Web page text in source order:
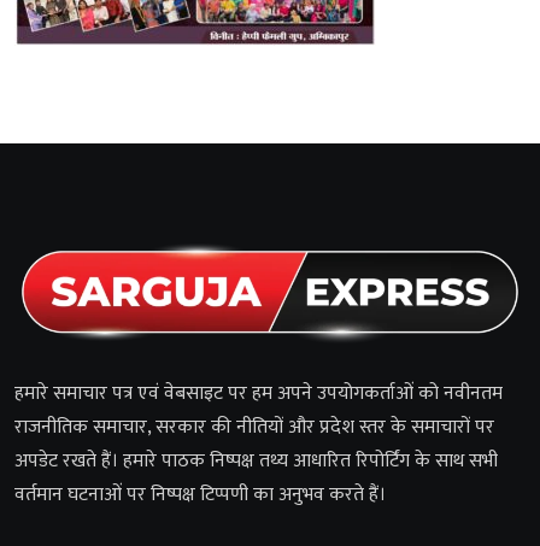
हमारे समाचार पत्र एवं वेबसाइट पर हम अपने उपयोगकर्ताओं को नवीनतम
राजनीतिक समाचार, सरकार की नीतियों और प्रदेश स्तर के समाचारों पर
अपडेट रखते हैं। हमारे पाठक निष्पक्ष तथ्य आधारित रिपोर्टिंग के साथ सभी
वर्तमान घटनाओं पर निष्पक्ष टिप्पणी का अनुभव करते हैं।